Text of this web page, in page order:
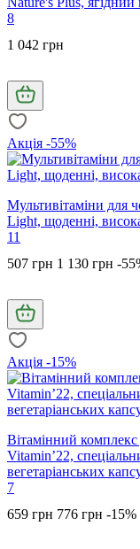
8
1 042 грн
Акція -55%
Мультивітаміни для
Light, щоденні,
11
507 грн 1 130 грн -
Акція -15%
Вітамінний комплекс
Vitamin’22,
вегетаріанських
7
659 грн 776 грн -15%